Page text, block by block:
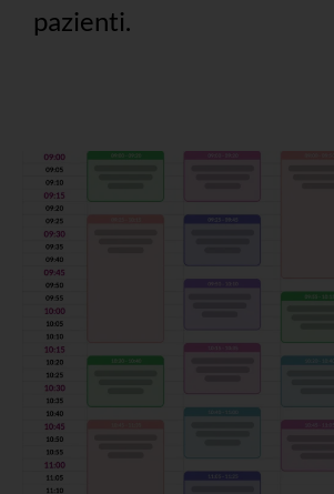
pazienti.